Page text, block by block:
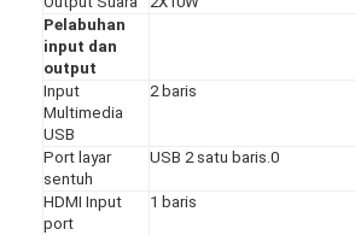
Pelabuhan
input dan
output
Input
Multimedia
USB
2 baris
Port layar
sentuh
USB 2 satu baris.0
HDMI Input
port
1 baris